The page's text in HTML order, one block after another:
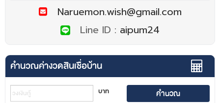
Naruemon.wish@gmail.com
Line ID : aipum24
คำนวณค่างวดสินเชื่อบ้าน
บาท